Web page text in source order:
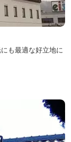
も最適な好立地に